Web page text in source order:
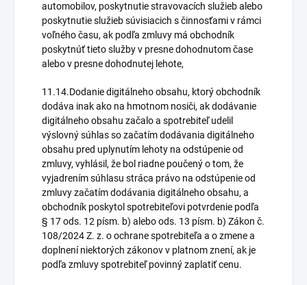
automobilov, poskytnutie stravovacích služieb alebo
poskytnutie služieb súvisiacich s činnosťami v rámci
voľného času, ak podľa zmluvy má obchodník
poskytnúť tieto služby v presne dohodnutom čase
alebo v presne dohodnutej lehote,
11.14.Dodanie digitálneho obsahu, ktorý obchodník
dodáva inak ako na hmotnom nosiči, ak dodávanie
digitálneho obsahu začalo a spotrebiteľ udelil
výslovný súhlas so začatím dodávania digitálneho
obsahu pred uplynutím lehoty na odstúpenie od
zmluvy, vyhlásil, že bol riadne poučený o tom, že
vyjadrením súhlasu stráca právo na odstúpenie od
zmluvy začatím dodávania digitálneho obsahu, a
obchodník poskytol spotrebiteľovi potvrdenie podľa
§ 17 ods. 12 písm. b) alebo ods. 13 písm. b) Zákon č.
108/2024 Z. z. o ochrane spotrebiteľa a o zmene a
doplnení niektorých zákonov v platnom znení, ak je
podľa zmluvy spotrebiteľ povinný zaplatiť cenu.